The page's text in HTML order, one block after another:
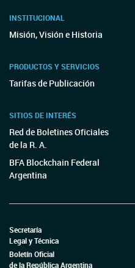
INSTITUCIONAL
Misión, Visión e Historia
PRODUCTOS Y SERVICIOS
Tarifas de Publicación
SITIOS DE INTERÉS
Red de Boletines Oficiales
de la R. A.
BFA Blockchain Federal
Argentina
Secretaría
Legal y Técnica
Boletín Oficial
de la República Argentina